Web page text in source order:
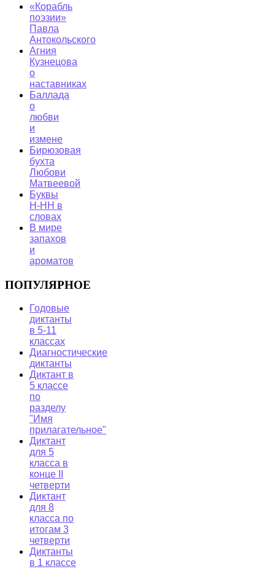
«Корабль
поэзии»
Павла
Антокольского
Агния
Кузнецова
о
наставниках
Баллада
о
любви
и
измене
Бирюзовая
бухта
Любови
Матвеевой
Буквы
Н-НН в
словах
В мире
запахов
и
ароматов
ПОПУЛЯРНОЕ
Годовые
диктанты
в 5-11
классах
Диагностические
диктанты
Диктант в
5 классе
по
разделу
"Имя
прилагательное"
Диктант
для 5
класса в
конце II
четверти
Диктант
для 8
класса по
итогам 3
четверти
Диктанты
в 1 классе